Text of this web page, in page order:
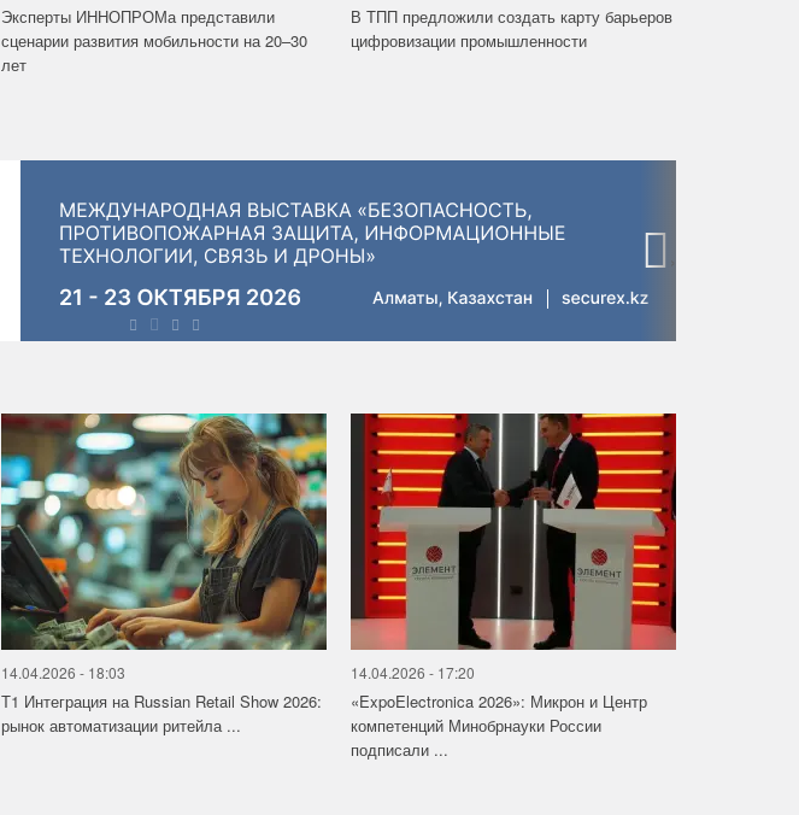
Эксперты ИННОПРОМа представили
сценарии развития мобильности на 20–30
лет
В ТПП предложили создать карту барьеров
цифровизации промышленности
14.04.2026 - 18:03
Т1 Интеграция на Russian Retail Show 2026:
рынок автоматизации ритейла ...
14.04.2026 - 17:20
«ExpoElectronica 2026»: Микрон и Центр
компетенций Минобрнауки России
подписали ...